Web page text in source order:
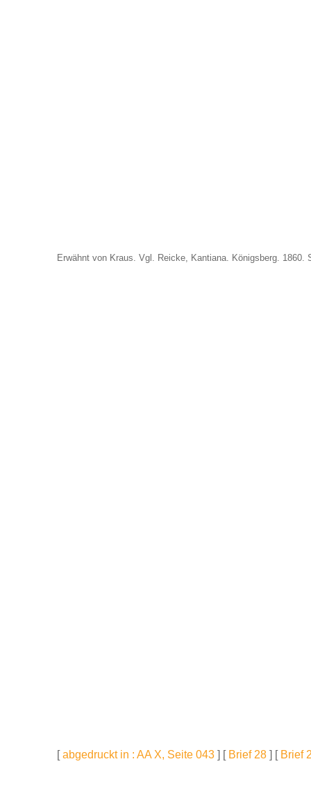
Erwähnt von Kraus. Vgl. Reicke, Kantiana. Königsberg. 1860.
[abgedruckt in : AA X, Seite 043 ] [ Brief 28 ] [ Brief